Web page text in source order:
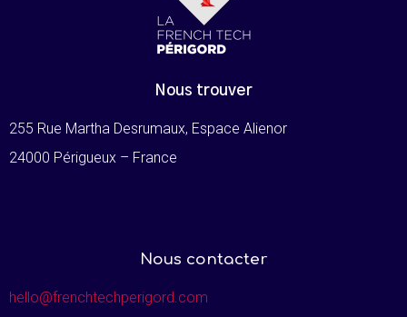
Nous trouver
255 Rue Martha Desrumaux, Espace Alienor
24000 Périgueux – France
Nous contacter
hello@frenchtechperigord.com